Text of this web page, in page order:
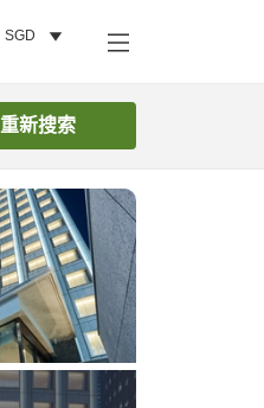
SGD
重新搜索
搜索客房